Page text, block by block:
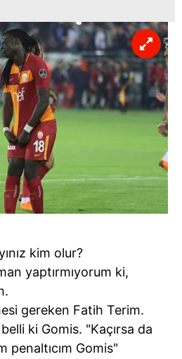
kim olur?
yaptırmıyorum ki,
gereken Fatih Terim.
ki Gomis. "Kaçırsa da
penaltıcım Gomis"